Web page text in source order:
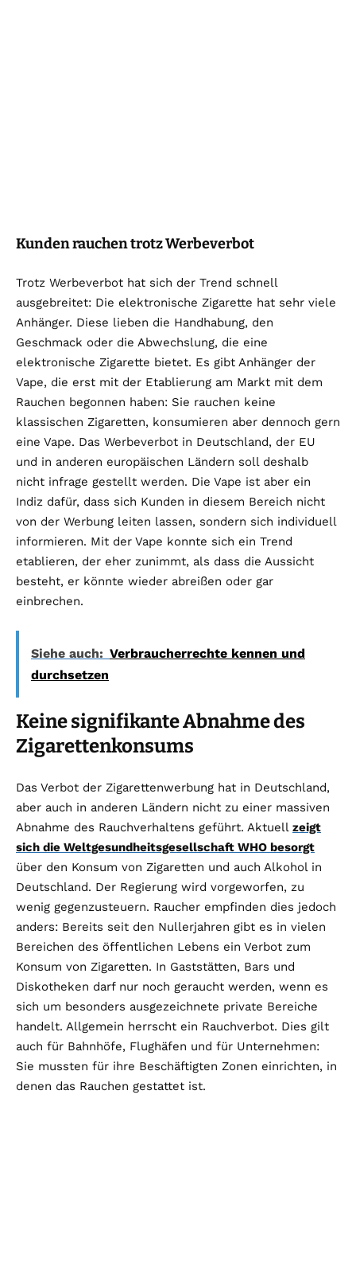
Kunden rauchen trotz Werbeverbot
Trotz Werbeverbot hat sich der Trend schnell
ausgebreitet: Die elektronische Zigarette hat sehr viele
Anhänger. Diese lieben die Handhabung, den
Geschmack oder die Abwechslung, die eine
elektronische Zigarette bietet. Es gibt Anhänger der
Vape, die erst mit der Etablierung am Markt mit dem
Rauchen begonnen haben: Sie rauchen keine
klassischen Zigaretten, konsumieren aber dennoch gern
eine Vape. Das Werbeverbot in Deutschland, der EU
und in anderen europäischen Ländern soll deshalb
nicht infrage gestellt werden. Die Vape ist aber ein
Indiz dafür, dass sich Kunden in diesem Bereich nicht
von der Werbung leiten lassen, sondern sich individuell
informieren. Mit der Vape konnte sich ein Trend
etablieren, der eher zunimmt, als dass die Aussicht
besteht, er könnte wieder abreißen oder gar
einbrechen.
Siehe auch: Verbraucherrechte kennen und
durchsetzen
Keine signifikante Abnahme des
Zigarettenkonsums
Das Verbot der Zigarettenwerbung hat in Deutschland,
aber auch in anderen Ländern nicht zu einer massiven
Abnahme des Rauchverhaltens geführt. Aktuell zeigt
sich die Weltgesundheitsgesellschaft WHO besorgt
über den Konsum von Zigaretten und auch Alkohol in
Deutschland. Der Regierung wird vorgeworfen, zu
wenig gegenzusteuern. Raucher empfinden dies jedoch
anders: Bereits seit den Nullerjahren gibt es in vielen
Bereichen des öffentlichen Lebens ein Verbot zum
Konsum von Zigaretten. In Gaststätten, Bars und
Diskotheken darf nur noch geraucht werden, wenn es
sich um besonders ausgezeichnete private Bereiche
handelt. Allgemein herrscht ein Rauchverbot. Dies gilt
auch für Bahnhöfe, Flughäfen und für Unternehmen:
Sie mussten für ihre Beschäftigten Zonen einrichten, in
denen das Rauchen gestattet ist.